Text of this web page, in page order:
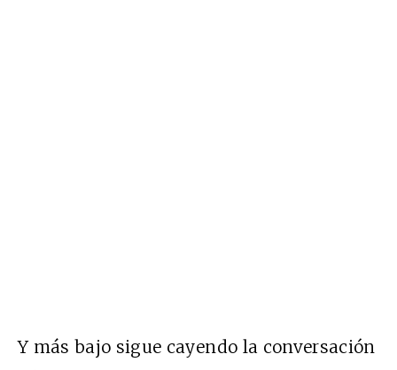
Y más bajo sigue cayendo la conversación